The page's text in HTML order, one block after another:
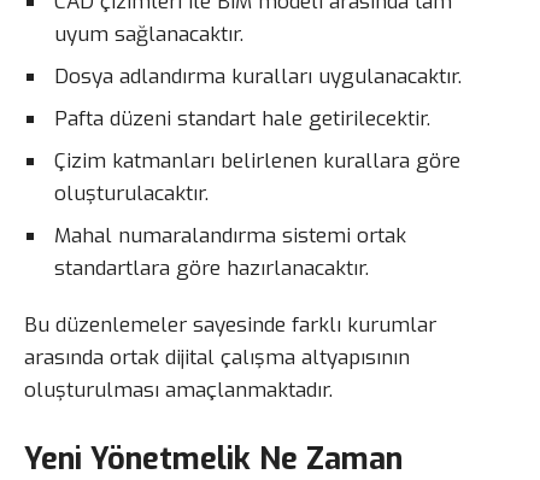
uyum sağlanacaktır.
Dosya adlandırma kuralları uygulanacaktır.
Pafta düzeni standart hale getirilecektir.
Çizim katmanları belirlenen kurallara göre
oluşturulacaktır.
Mahal numaralandırma sistemi ortak
standartlara göre hazırlanacaktır.
Bu düzenlemeler sayesinde farklı kurumlar
arasında ortak dijital çalışma altyapısının
oluşturulması amaçlanmaktadır.
Yeni Yönetmelik Ne Zaman